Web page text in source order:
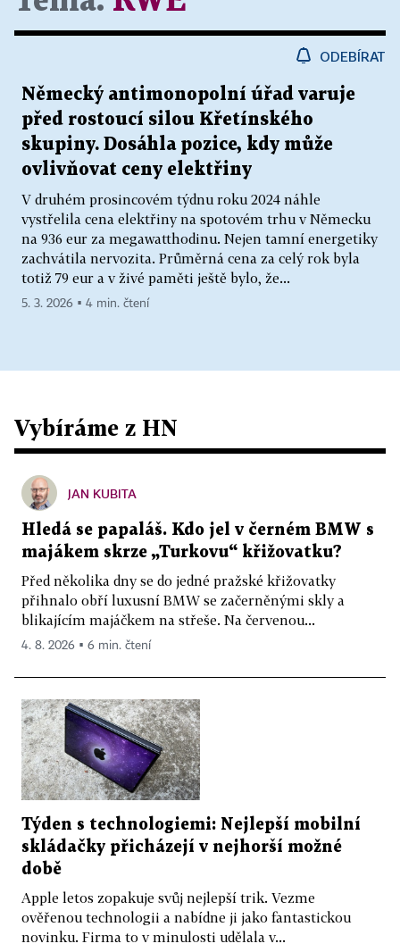
ODEBÍRAT
Německý antimonopolní úřad varuje
před rostoucí silou Křetínského
skupiny. Dosáhla pozice, kdy může
ovlivňovat ceny elektřiny
V druhém prosincovém týdnu roku 2024 náhle
vystřelila cena elektřiny na spotovém trhu v Německu
na 936 eur za megawatthodinu. Nejen tamní energetiky
zachvátila nervozita. Průměrná cena za celý rok byla
totiž 79 eur a v živé paměti ještě bylo, že...
5. 3. 2026 ▪ 4 min. čtení
Vybíráme z HN
JAN KUBITA
Hledá se papaláš. Kdo jel v černém BMW s
majákem skrze „Turkovu“ křižovatku?
Před několika dny se do jedné pražské křižovatky
přihnalo obří luxusní BMW se začerněnými skly a
blikajícím majáčkem na střeše. Na červenou...
4. 8. 2026 ▪ 6 min. čtení
Týden s technologiemi: Nejlepší mobilní
skládačky přicházejí v nejhorší možné
době
Apple letos zopakuje svůj nejlepší trik. Vezme
ověřenou technologii a nabídne ji jako fantastickou
novinku. Firma to v minulosti udělala v...